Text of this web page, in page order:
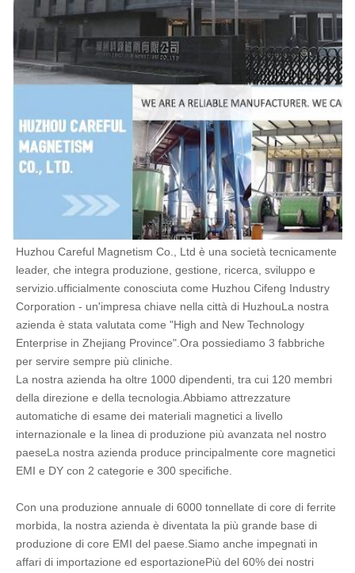
Huzhou Careful Magnetism Co., Ltd è una società tecnicamente
leader, che integra produzione, gestione, ricerca, sviluppo e
servizio.ufficialmente conosciuta come Huzhou Cifeng Industry
Corporation - un'impresa chiave nella città di HuzhouLa nostra
azienda è stata valutata come "High and New Technology
Enterprise in Zhejiang Province".Ora possiediamo 3 fabbriche
per servire sempre più cliniche.
La nostra azienda ha oltre 1000 dipendenti, tra cui 120 membri
della direzione e della tecnologia.Abbiamo attrezzature
automatiche di esame dei materiali magnetici a livello
internazionale e la linea di produzione più avanzata nel nostro
paeseLa nostra azienda produce principalmente core magnetici
EMI e DY con 2 categorie e 300 specifiche.
Con una produzione annuale di 6000 tonnellate di core di ferrite
morbida, la nostra azienda è diventata la più grande base di
produzione di core EMI del paese.Siamo anche impegnati in
affari di importazione ed esportazionePiù del 60% dei nostri